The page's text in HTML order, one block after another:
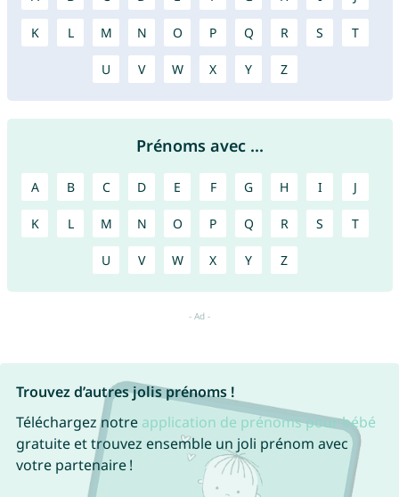
K L M N O P Q R S T
U V W X Y Z
Prénoms avec ...
A B C D E F G H I J
K L M N O P Q R S T
U V W X Y Z
Trouvez d’autres jolis prénoms !
Téléchargez notre application de prénoms pour bébé
gratuite et trouvez ensemble un joli prénom avec
votre partenaire !